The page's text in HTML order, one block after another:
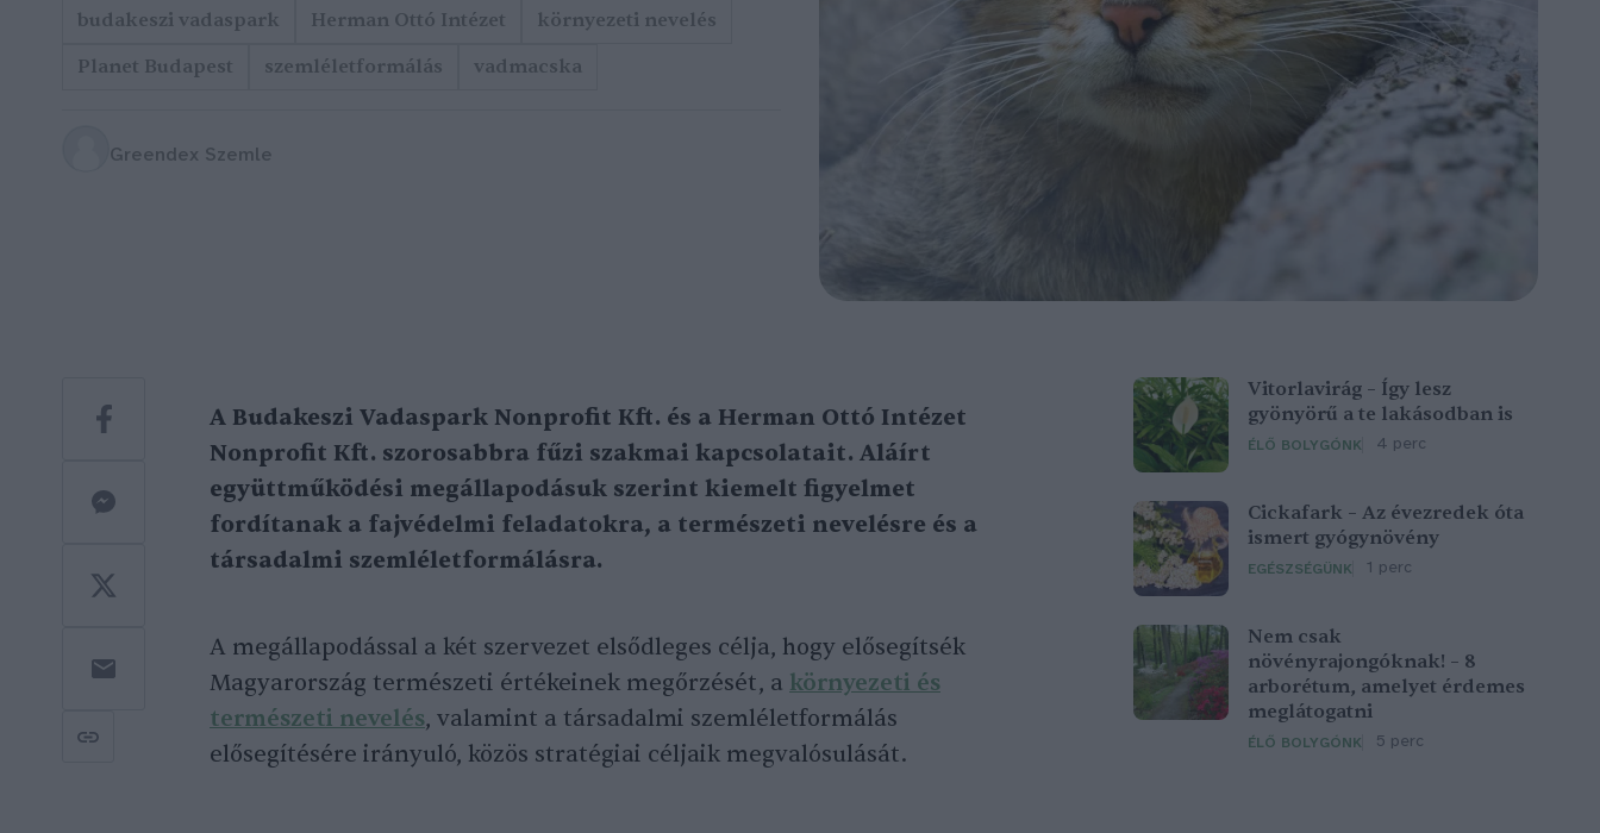
budakeszi vadaspark Herman Ottó Intézet
környezeti nevelés
Planet Budapest
szemléletformálás vadmacska
Greendex Szemle
A Budakeszi Vadaspark Nonprofit Kft. és a Herman Ottó Intézet
Nonprofit Kft. szorosabbra fűzi szakmai kapcsolatait. Aláírt
együttműködési megállapodásuk szerint kiemelt figyelmet
fordítanak a fajvédelmi feladatokra, a természeti nevelésre és a
társadalmi szemléletformálásra.
A megállapodással a két szervezet elsődleges célja, hogy elősegítsék
Magyarország természeti értékeinek megőrzését, a környezeti és
természeti nevelés, valamint a társadalmi szemléletformálás
elősegítésére irányuló, közös stratégiai céljaik megvalósulását.
Vitorlavirág – Így lesz
gyönyörű a te lakásodban is
ÉLŐ BOLYGÓNK 4 perc
Cickafark – Az évezredek óta
ismert gyógynövény
EGÉSZSÉGÜNK 1 perc
Nem csak
növényrajongóknak! – 8
arborétum, amelyet érdemes
meglátogatni
ÉLŐ BOLYGÓNK 5 perc